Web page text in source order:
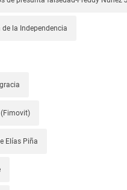
la Independencia
Elías Piña